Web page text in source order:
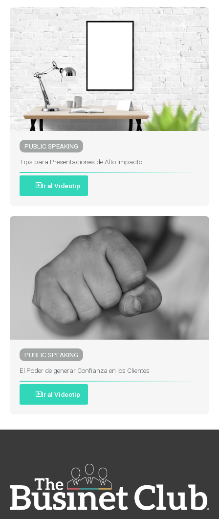
PUBLIC SPEAKING
Tips para Presentaciones de Alto Impacto
Ir al Videotip
PUBLIC SPEAKING
El Poder de generar Confianza en los Clientes
Ir al Videotip